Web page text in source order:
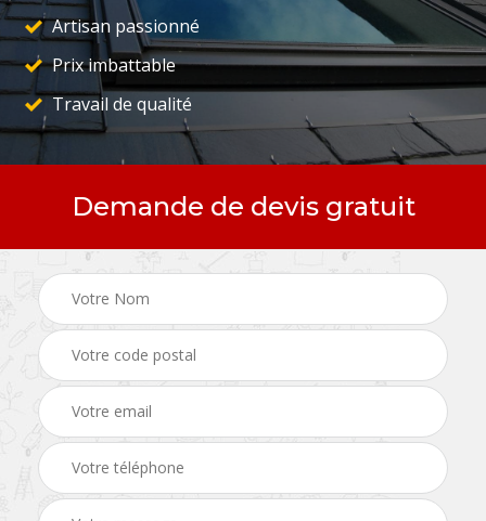
Artisan passionné
Prix imbattable
Travail de qualité
Demande de devis gratuit